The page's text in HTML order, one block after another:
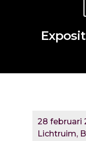
28 februari
Lichtruim,